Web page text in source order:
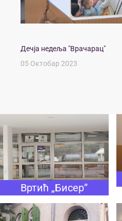
Дечја недеља "Врачарац"
05 Октобар 2023
Вртић „Бисер”